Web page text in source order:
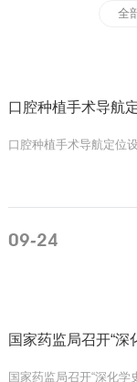
全
口腔种植手术导航
09-24
口腔种植手术导航定位
国家药监局召开“深化